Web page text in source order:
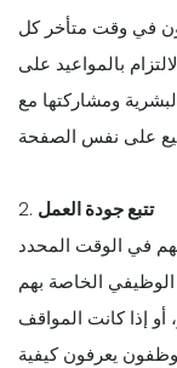
في وقت متأخر كل
بالمواعيد على
ومشاركتها مع
2. تتبع جودة العمل
في الوقت المحدد
أو إذا كانت المواقف
يعرفون كيفية